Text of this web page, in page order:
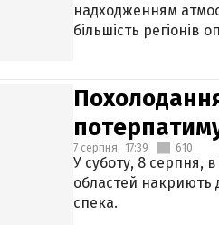
надходженням
більшість регіонів
7 серпня, 17:39 610
У суботу, 8 серпня,
областей накриють
спека.